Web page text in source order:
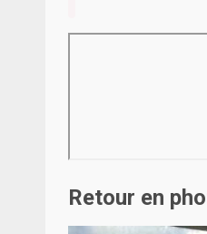
Retour en